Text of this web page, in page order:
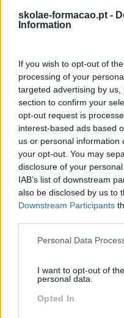
skolae-formacao.pt -
Information
If you wish to opt-out of
processing of your
targeted advertising by
section to confirm your
opt-out request is
interest-based ads based
us or personal information
your opt-out. You may
disclosure of your
IAB’s list of downstream
also be disclosed by us to
Downstream Participants
Please note that this
not limited to your visit or
grant or deny consent to
use your data for below
Personal Data
I want to opt-out of
personal data.
Opted In
COLABORADORES
COLOCA NOVOS
ABORDAGEM
INTERGERACIONAL
EXIGE UMA REFLEXÃO
PROFUNDA
Também